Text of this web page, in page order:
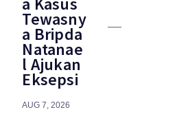
Tewasny
a Bripda
Natanae
l Ajukan
Eksepsi
AUG 7, 2026